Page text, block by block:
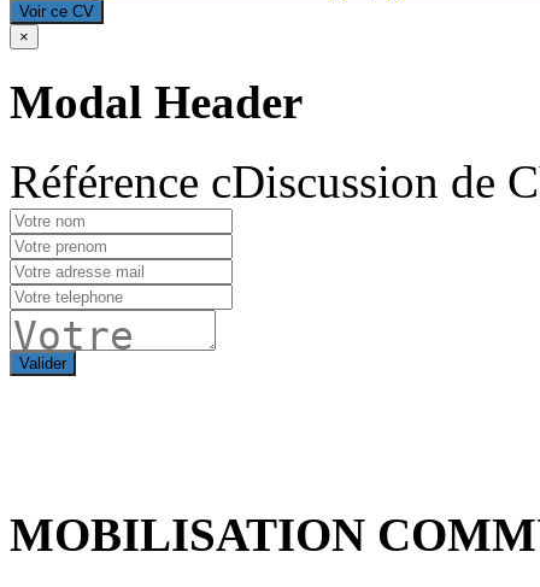
Voir ce CV
×
Modal Header
Référence cDiscussion de
Valider
MOBILISATION